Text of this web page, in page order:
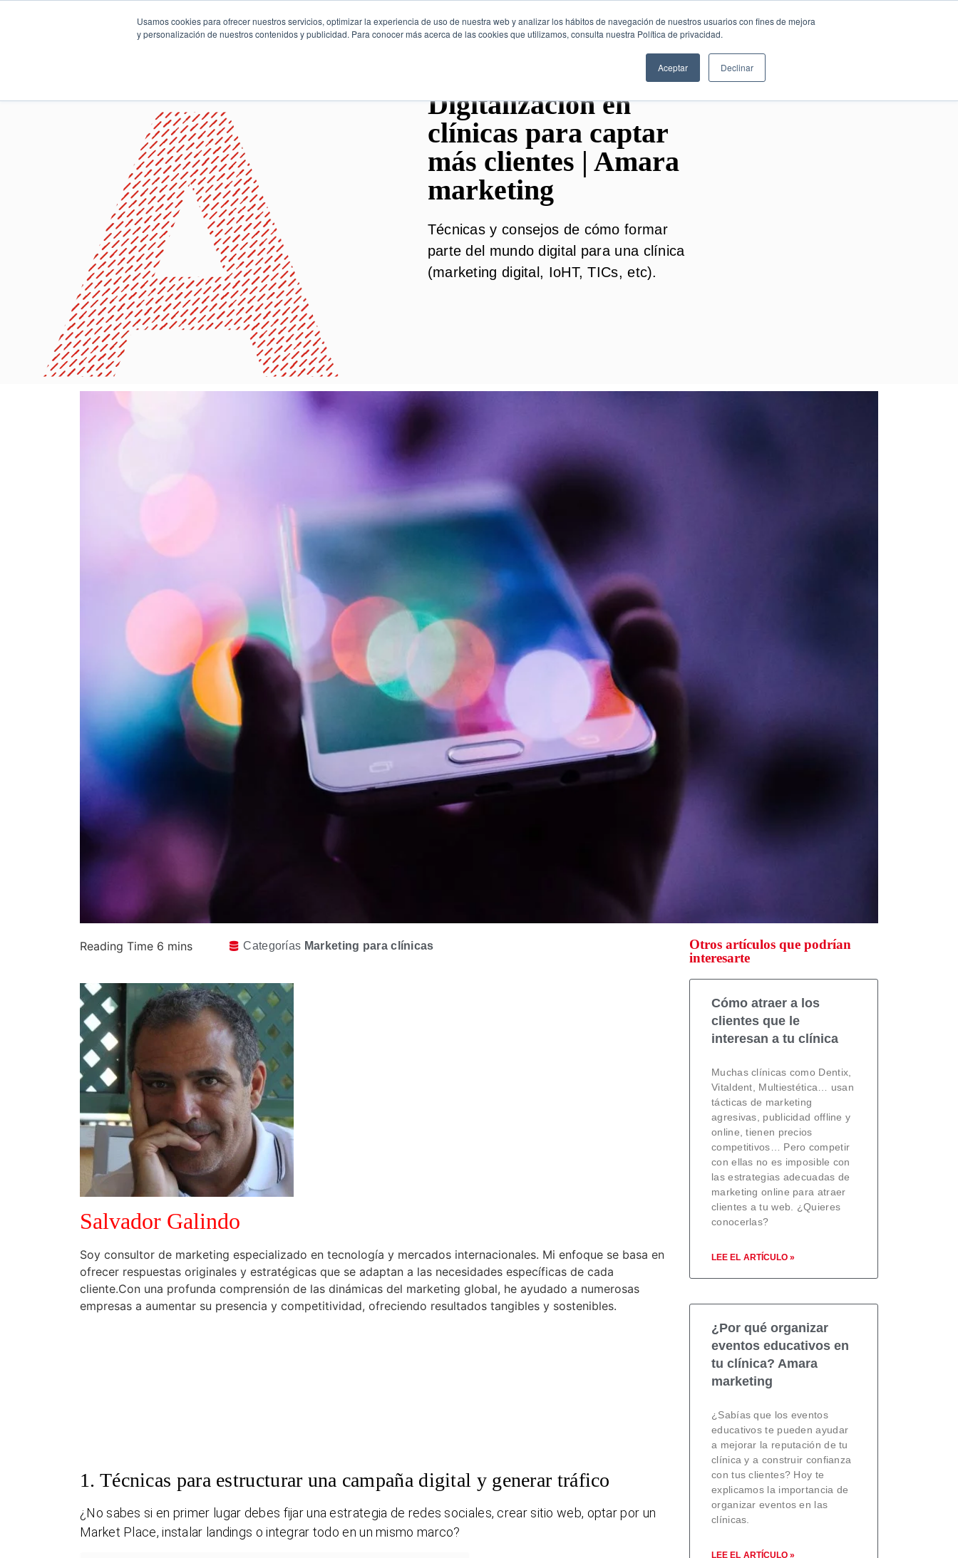
Usamos cookies para ofrecer nuestros servicios, optimizar la experiencia de uso de nuestra web y analizar los hábitos de navegación de nuestros usuarios con fines de mejora
y personalización de nuestros contenidos y publicidad. Para conocer más acerca de las cookies que utilizamos, consulta nuestra Política de privacidad.
Aceptar Declinar
Digitalización en
clínicas para captar
más clientes | Amara
marketing
Técnicas y consejos de cómo formar
parte del mundo digital para una clínica
(marketing digital, IoHT, TICs, etc).
Categorías Marketing para clínicas
Salvador Galindo
Soy consultor de marketing especializado en tecnología y mercados internacionales. Mi enfoque se basa en
ofrecer respuestas originales y estratégicas que se adaptan a las necesidades específicas de cada
cliente.Con una profunda comprensión de las dinámicas del marketing global, he ayudado a numerosas
empresas a aumentar su presencia y competitividad, ofreciendo resultados tangibles y sostenibles.
1. Técnicas para estructurar una campaña digital y generar tráfico
¿No sabes si en primer lugar debes fijar una estrategia de redes sociales, crear sitio web, optar por un
Market Place, instalar landings o integrar todo en un mismo marco?
Otros artículos que podrían
interesarte
Cómo atraer a los
clientes que le
interesan a tu clínica
Muchas clínicas como Dentix,
Vitaldent, Multiestética… usan
tácticas de marketing
agresivas, publicidad offline y
online, tienen precios
competitivos… Pero competir
con ellas no es imposible con
las estrategias adecuadas de
marketing online para atraer
clientes a tu web. ¿Quieres
conocerlas?
LEE EL ARTÍCULO »
¿Por qué organizar
eventos educativos en
tu clínica? Amara
marketing
¿Sabías que los eventos
educativos te pueden ayudar
a mejorar la reputación de tu
clínica y a construir confianza
con tus clientes? Hoy te
explicamos la importancia de
organizar eventos en las
clínicas.
LEE EL ARTÍCULO »